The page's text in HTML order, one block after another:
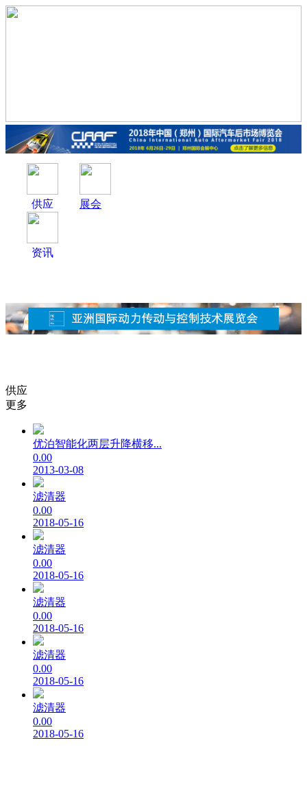
供应 展会
资讯
供应
更多
优泊智能化两层升降横移...
0.00
2013-03-08
滤清器
0.00
2018-05-16
滤清器
0.00
2018-05-16
滤清器
0.00
2018-05-16
滤清器
0.00
2018-05-16
滤清器
0.00
2018-05-16